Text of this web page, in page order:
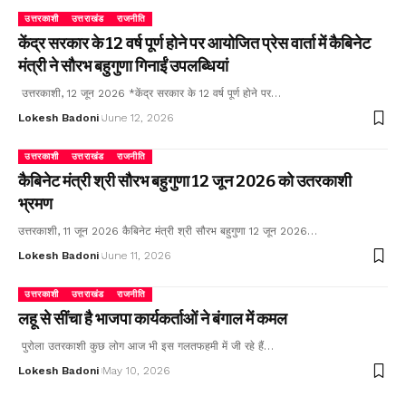
उत्तरकाशी उत्तराखंड राजनीति
केंद्र सरकार के 12 वर्ष पूर्ण होने पर आयोजित प्रेस वार्ता में कैबिनेट
मंत्री ने सौरभ बहुगुणा गिनाईं उपलब्धियां
उत्तरकाशी, 12 जून 2026 *केंद्र सरकार के 12 वर्ष पूर्ण होने पर…
Lokesh Badoni June 12, 2026
उत्तरकाशी उत्तराखंड राजनीति
कैबिनेट मंत्री श्री सौरभ बहुगुणा 12 जून 2026 को उतरकाशी
भ्रमण
उत्तरकाशी, 11 जून 2026 कैबिनेट मंत्री श्री सौरभ बहुगुणा 12 जून 2026…
Lokesh Badoni June 11, 2026
उत्तरकाशी उत्तराखंड राजनीति
लहू से सींचा है भाजपा कार्यकर्ताओं ने बंगाल में कमल
पुरोला उतरकाशी कुछ लोग आज भी इस गलतफहमी में जी रहे हैं…
Lokesh Badoni May 10, 2026